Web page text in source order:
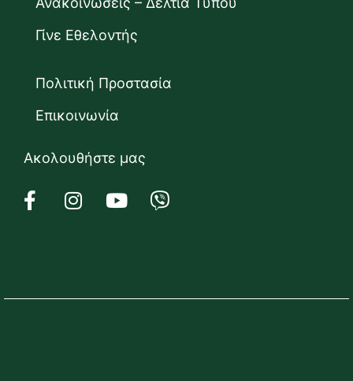
Γίνε Εθελοντής
Πολιτική Προστασία
Επικοινωνία
Ακολουθήστε μας